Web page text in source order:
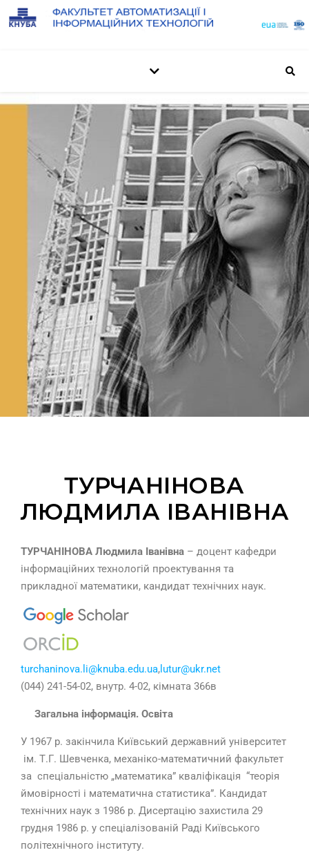
ТУРЧАНІНОВА
ЛЮДМИЛА ІВАНІВНА
ТУРЧАНІНОВА Людмила Іванівна – доцент кафедри
інформаційних технологій проектування та
прикладної математики, кандидат технічних наук.
turchaninova.li@knuba.edu.ua, lutur@ukr.net
(044) 241-54-02, внутр. 4-02, кімната 366в
Загальна інформація. Освіта
У 1967 р. закінчила Київський державний університет
ім. Т.Г. Шевченка, механіко-математичний факультет
за спеціальністю „математика” кваліфікація “теорія
ймовірності і математична статистика”. Кандидат
технічних наук з 1986 р. Дисертацію захистила 29
грудня 1986 р. у спеціалізованій Раді Київського
політехнічного інституту.